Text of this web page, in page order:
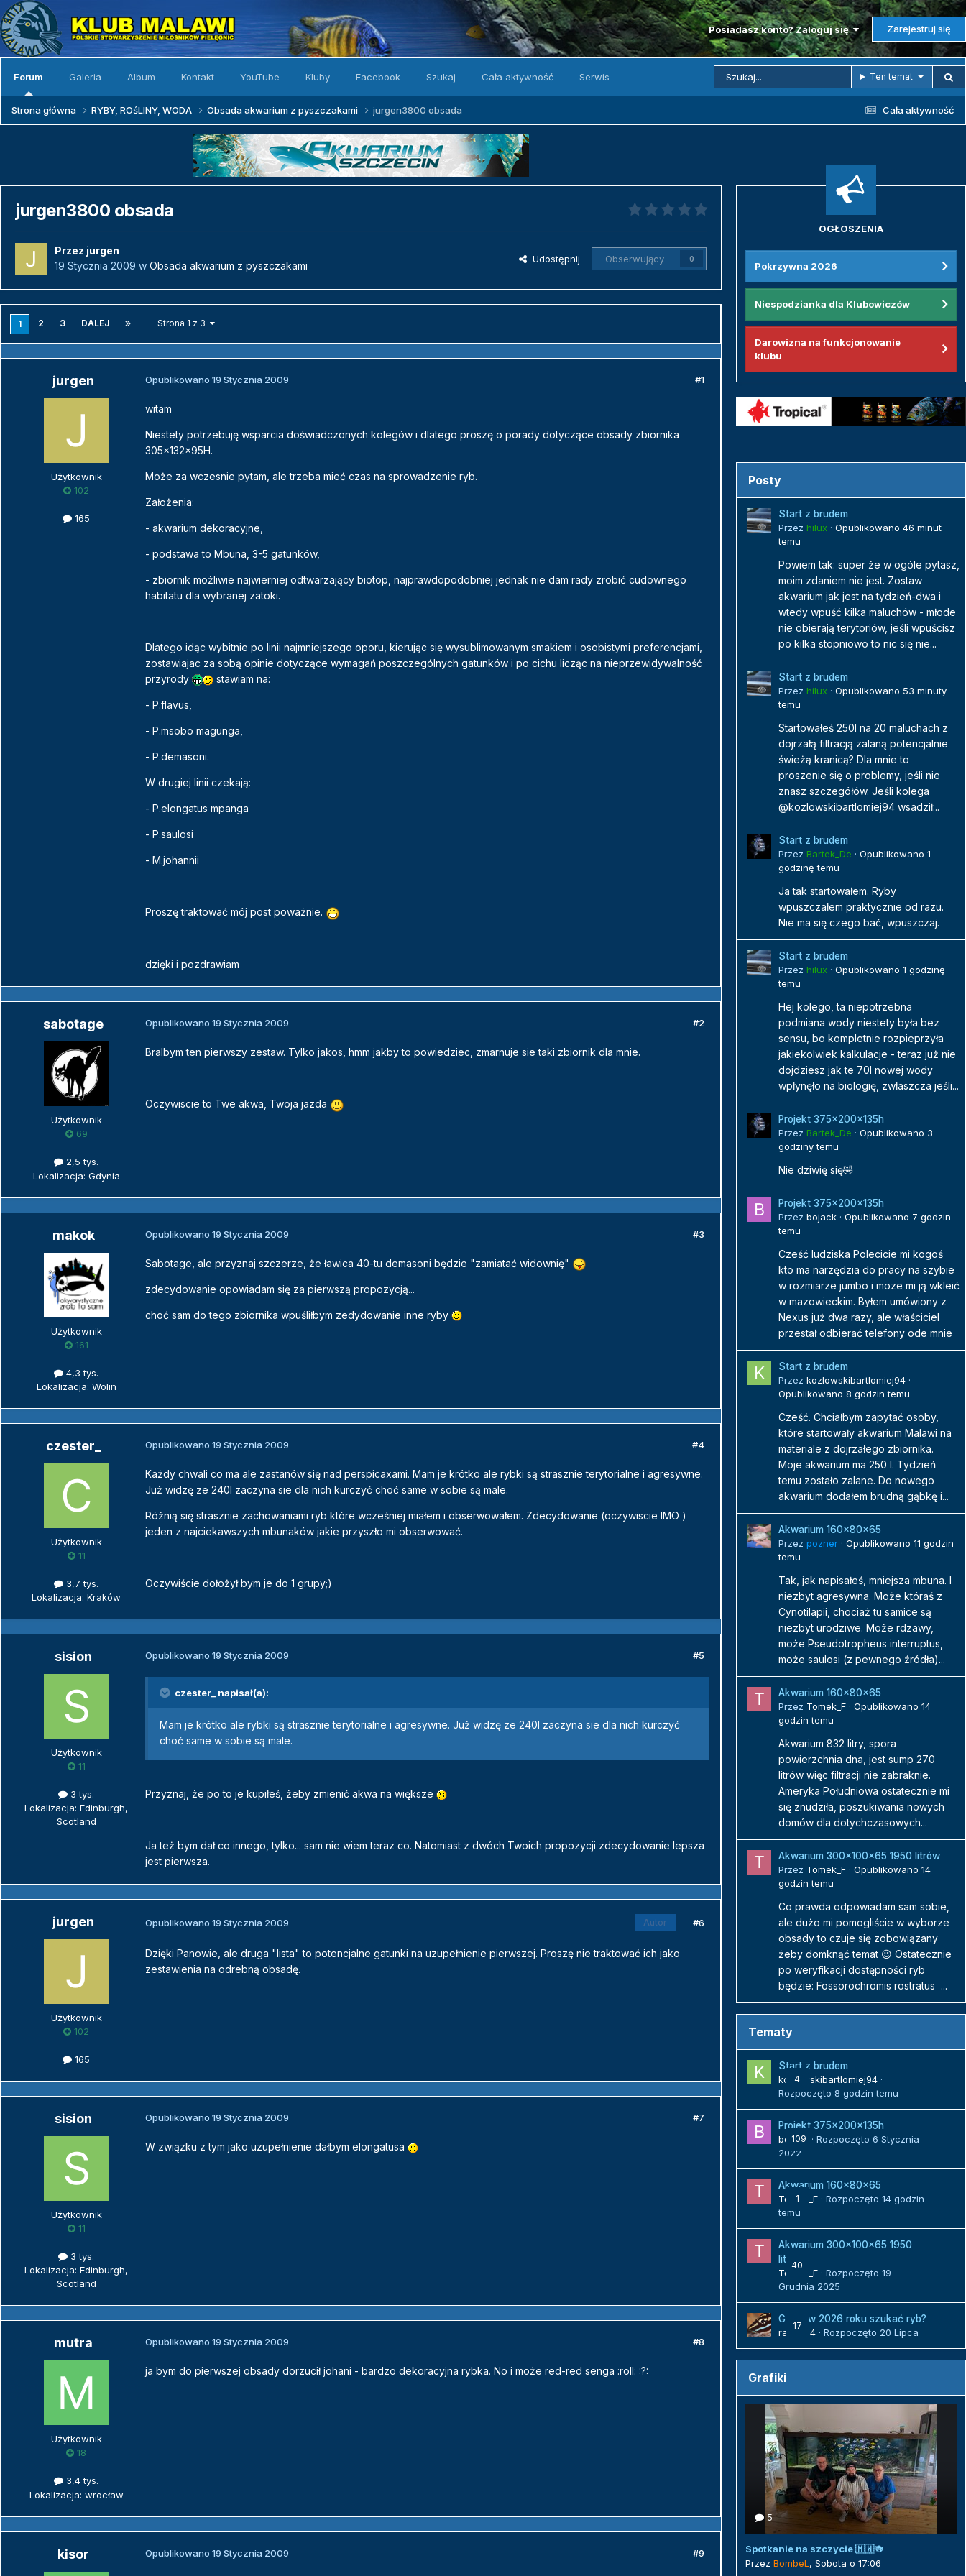
Posiadasz konto? Zaloguj się Zarejestruj się
Forum Galeria Album Kontakt YouTube Kluby Facebook Szukaj Cała aktywność Serwis Ten temat
Cała aktywność
Strona główna RYBY, ROśLINY, WODA Obsada akwarium z pyszczakami jurgen3800 obsada
jurgen3800 obsada
Przez jurgen
19 Stycznia 2009 w Obsada akwarium z pyszczakami
Udostępnij Obserwujący 0
1 2 3 DALEJ Strona 1 z 3
jurgen
Użytkownik
102
165
#1
Opublikowano 19 Stycznia 2009
witam
Niestety potrzebuję wsparcia doświadczonych kolegów i dlatego proszę o porady dotyczące obsady zbiornika
305x132x95H.
Może za wczesnie pytam, ale trzeba mieć czas na sprowadzenie ryb.
Założenia:
- akwarium dekoracyjne,
- podstawa to Mbuna, 3-5 gatunków,
- zbiornik możliwie najwierniej odtwarzający biotop, najprawdopodobniej jednak nie dam rady zrobić cudownego
habitatu dla wybranej zatoki.
Dlatego idąc wybitnie po linii najmniejszego oporu, kierując się wysublimowanym smakiem i osobistymi preferencjami,
zostawiajac za sobą opinie dotyczące wymagań poszczególnych gatunków i po cichu licząc na nieprzewidywalność
przyrody
stawiam na:
- P.flavus,
- P.msobo magunga,
- P.demasoni.
W drugiej linii czekają:
- P.elongatus mpanga
- P.saulosi
- M.johannii
Proszę traktować mój post poważnie.
dzięki i pozdrawiam
sabotage
Użytkownik
69
2,5 tys.
Lokalizacja: Gdynia
#2
Opublikowano 19 Stycznia 2009
Bralbym ten pierwszy zestaw. Tylko jakos, hmm jakby to powiedziec, zmarnuje sie taki zbiornik dla mnie.
Oczywiscie to Twe akwa, Twoja jazda
makok
Użytkownik
161
4,3 tys.
Lokalizacja: Wolin
#3
Opublikowano 19 Stycznia 2009
Sabotage, ale przyznaj szczerze, że ławica 40-tu demasoni będzie "zamiatać widownię"
zdecydowanie opowiadam się za pierwszą propozycją...
choć sam do tego zbiornika wpuśliłbym zedydowanie inne ryby
czester_
Użytkownik
11
3,7 tys.
Lokalizacja: Kraków
#4
Opublikowano 19 Stycznia 2009
Każdy chwali co ma ale zastanów się nad perspicaxami. Mam je krótko ale rybki są strasznie terytorialne i agresywne.
Już widzę ze 240l zaczyna sie dla nich kurczyć choć same w sobie są male.
Różnią się strasznie zachowaniami ryb które wcześniej miałem i obserwowałem. Zdecydowanie (oczywiscie IMO )
jeden z najciekawszych mbunaków jakie przyszło mi obserwować.
Oczywiście dołożył bym je do 1 grupy;)
sision
Użytkownik
11
3 tys.
Lokalizacja: Edinburgh,
Scotland
#5
Opublikowano 19 Stycznia 2009
czester_ napisał(a):
Mam je krótko ale rybki są strasznie terytorialne i agresywne. Już widzę ze 240l zaczyna sie dla nich kurczyć
choć same w sobie są male.
Przyznaj, że po to je kupiłeś, żeby zmienić akwa na większe
Ja też bym dał co innego, tylko... sam nie wiem teraz co. Natomiast z dwóch Twoich propozycji zdecydowanie lepsza
jest pierwsza.
jurgen
Użytkownik
102
165
Autor #6
Opublikowano 19 Stycznia 2009
Dzięki Panowie, ale druga "lista" to potencjalne gatunki na uzupełnienie pierwszej. Proszę nie traktować ich jako
zestawienia na odrebną obsadę.
sision
Użytkownik
11
3 tys.
Lokalizacja: Edinburgh,
Scotland
#7
Opublikowano 19 Stycznia 2009
W związku z tym jako uzupełnienie dałbym elongatusa
mutra
Użytkownik
18
3,4 tys.
Lokalizacja: wrocław
#8
Opublikowano 19 Stycznia 2009
ja bym do pierwszej obsady dorzucił johani - bardzo dekoracyjna rybka. No i może red-red senga :roll: :?:
kisor #9
Opublikowano 19 Stycznia 2009
OGŁOSZENIA
Pokrzywna 2026
Niespodzianka dla Klubowiczów
Darowizna na funkcjonowanie
klubu
Posty
Start z brudem
Przez hilux · Opublikowano 46 minut
temu
Powiem tak: super że w ogóle pytasz,
moim zdaniem nie jest. Zostaw
akwarium jak jest na tydzień-dwa i
wtedy wpuść kilka maluchów - młode
nie obierają terytoriów, jeśli wpuścisz
po kilka stopniowo to nic się nie...
Start z brudem
Przez hilux · Opublikowano 53 minuty
temu
Startowałeś 250l na 20 maluchach z
dojrzałą filtracją zalaną potencjalnie
świeżą kranicą? Dla mnie to
proszenie się o problemy, jeśli nie
znasz szczegółów. Jeśli kolega
@kozlowskibartlomiej94 wsadził...
Start z brudem
Przez Bartek_De · Opublikowano 1
godzinę temu
Ja tak startowałem. Ryby
wpuszczałem praktycznie od razu.
Nie ma się czego bać, wpuszczaj.
Start z brudem
Przez hilux · Opublikowano 1 godzinę
temu
Hej kolego, ta niepotrzebna
podmiana wody niestety była bez
sensu, bo kompletnie rozpieprzyła
jakiekolwiek kalkulacje - teraz już nie
dojdziesz jak te 70l nowej wody
wpłynęło na biologię, zwłaszcza jeśli...
Projekt 375x200x135h
Przez Bartek_De · Opublikowano 3
godziny temu
Nie dziwię się🤣
Projekt 375x200x135h
Przez bojack · Opublikowano 7 godzin
temu
Cześć ludziska Polecicie mi kogoś
kto ma narzędzia do pracy na szybie
w rozmiarze jumbo i moze mi ją wkleić
w mazowieckim. Byłem umówiony z
Nexus już dwa razy, ale właściciel
przestał odbierać telefony ode mnie
Start z brudem
Przez kozlowskibartlomiej94 ·
Opublikowano 8 godzin temu
Cześć. Chciałbym zapytać osoby,
które startowały akwarium Malawi na
materiale z dojrzałego zbiornika.
Moje akwarium ma 250 l. Tydzień
temu zostało zalane. Do nowego
akwarium dodałem brudną gąbkę i...
Akwarium 160x80x65
Przez pozner · Opublikowano 11 godzin
temu
Tak, jak napisałeś, mniejsza mbuna. I
niezbyt agresywna. Może któraś z
Cynotilapii, chociaż tu samice są
niezbyt urodziwe. Może rdzawy,
może Pseudotropheus interruptus,
może saulosi (z pewnego źródła)...
Akwarium 160x80x65
Przez Tomek_F · Opublikowano 14
godzin temu
Akwarium 832 litry, spora
powierzchnia dna, jest sump 270
litrów więc filtracji nie zabraknie.
Ameryka Południowa ostatecznie mi
się znudziła, poszukiwania nowych
domów dla dotychczasowych...
Akwarium 300x100x65 1950 litrów
Przez Tomek_F · Opublikowano 14
godzin temu
Co prawda odpowiadam sam sobie,
ale dużo mi pomogliście w wyborze
obsady to czuje się zobowiązany
żeby domknąć temat 😉 Ostatecznie
po weryfikacji dostępności ryb
będzie: Fossorochromis rostratus ...
Tematy
4
Start z brudem
kozlowskibartlomiej94 ·
Rozpoczęto 8 godzin temu
109
Projekt 375x200x135h
bojack · Rozpoczęto 6 Stycznia
2022
1
Akwarium 160x80x65
Tomek_F · Rozpoczęto 14 godzin
temu
40
Akwarium 300x100x65 1950
litrów
Tomek_F · Rozpoczęto 19
Grudnia 2025
17
Gdzie w 2026 roku szukać ryb?
radek84 · Rozpoczęto 20 Lipca
Grafiki
5
Spotkanie na szczycie 🇲🇼🍻
Przez BombeL , Sobota o 17:06